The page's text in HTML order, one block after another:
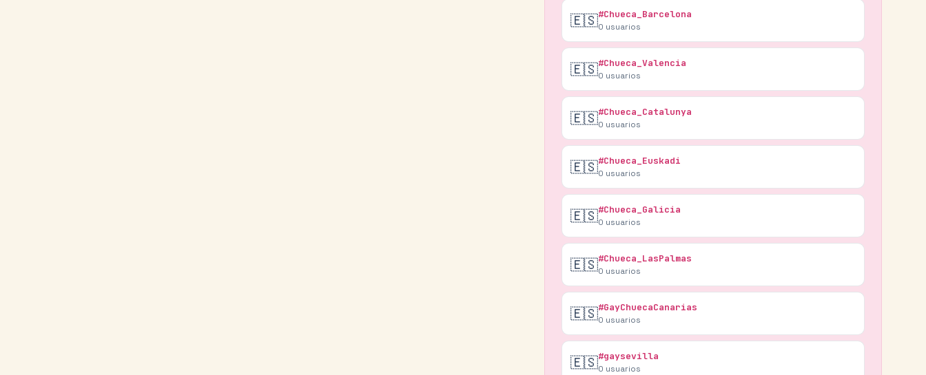
🇪🇸#Chueca_Barcelona
0 usuarios
🇪🇸#Chueca_Valencia
0 usuarios
🇪🇸#Chueca_Catalunya
0 usuarios
🇪🇸#Chueca_Euskadi
0 usuarios
🇪🇸#Chueca_Galicia
0 usuarios
🇪🇸#Chueca_LasPalmas
0 usuarios
🇪🇸#GayChuecaCanarias
0 usuarios
🇪🇸#gaysevilla
0 usuarios